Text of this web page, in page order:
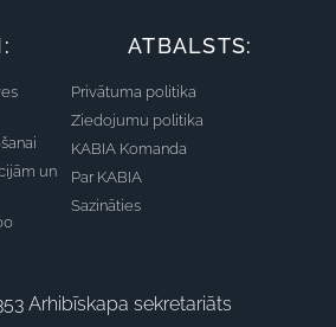
un
ATBALSTS:
Privātuma politika
Ziedojumu politika
KABIA Komanda
Par KABIA
Sazināties
Arhibīskapa sekretariāts